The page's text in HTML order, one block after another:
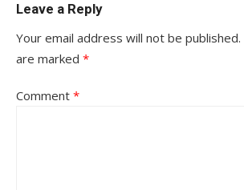
Leave a Reply
Your email address will not be published.
are marked *
Comment *